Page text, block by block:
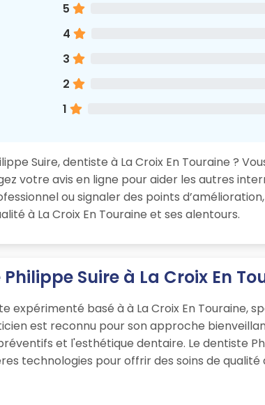
5
4
3
2
1
Suire, dentiste à La Croix En Touraine ?
votre avis en ligne pour aider les autres
ou signaler des points
à La Croix En Touraine et ses alentours.
Suire à La Croix En
expérimenté basé à à La Croix En Touraine,
est reconnu pour son approche
et l'esthétique dentaire. Le dentiste
technologies pour offrir des soins de qualité